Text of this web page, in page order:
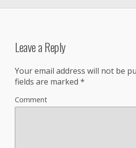
Leave a Reply
Your email address will not be
fields are marked *
Comment